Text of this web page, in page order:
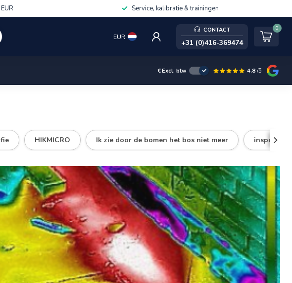
Service, kalibratie & trainingen
EUR
CONTACT
+31 (0)416-369474
0
€Excl. btw 4.8/5
HIKMICRO Ik zie door de bomen het bos niet meer inspecties